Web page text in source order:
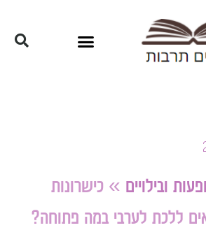
ובילויים»כישרונות
ללכת לערבי במה פתוחה?